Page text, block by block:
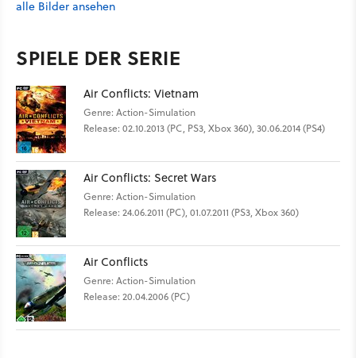
alle Bilder ansehen
SPIELE DER SERIE
Air Conflicts: Vietnam
Genre: Action-Simulation
Release: 02.10.2013 (PC, PS3, Xbox 360), 30.06.2014 (PS4)
Air Conflicts: Secret Wars
Genre: Action-Simulation
Release: 24.06.2011 (PC), 01.07.2011 (PS3, Xbox 360)
Air Conflicts
Genre: Action-Simulation
Release: 20.04.2006 (PC)